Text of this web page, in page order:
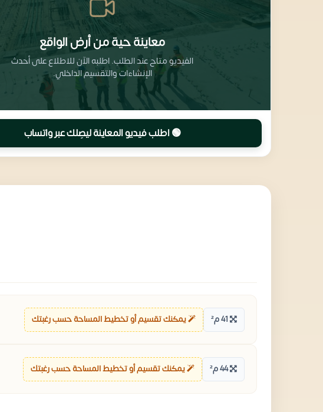
معاينة حية من أرض الواقع
الفيديو متاح عند الطلب. اطلبه الآن للاطلاع على أحدث
الإنشاءات والتقسيم الداخلي.
🟢 اطلب فيديو المعاينة ليصِلك عبر واتساب
يمكنك تقسيم أو تخطيط المساحة حسب رغبتك
44 م² يمكنك تقسيم أو تخطيط المساحة حسب رغبتك